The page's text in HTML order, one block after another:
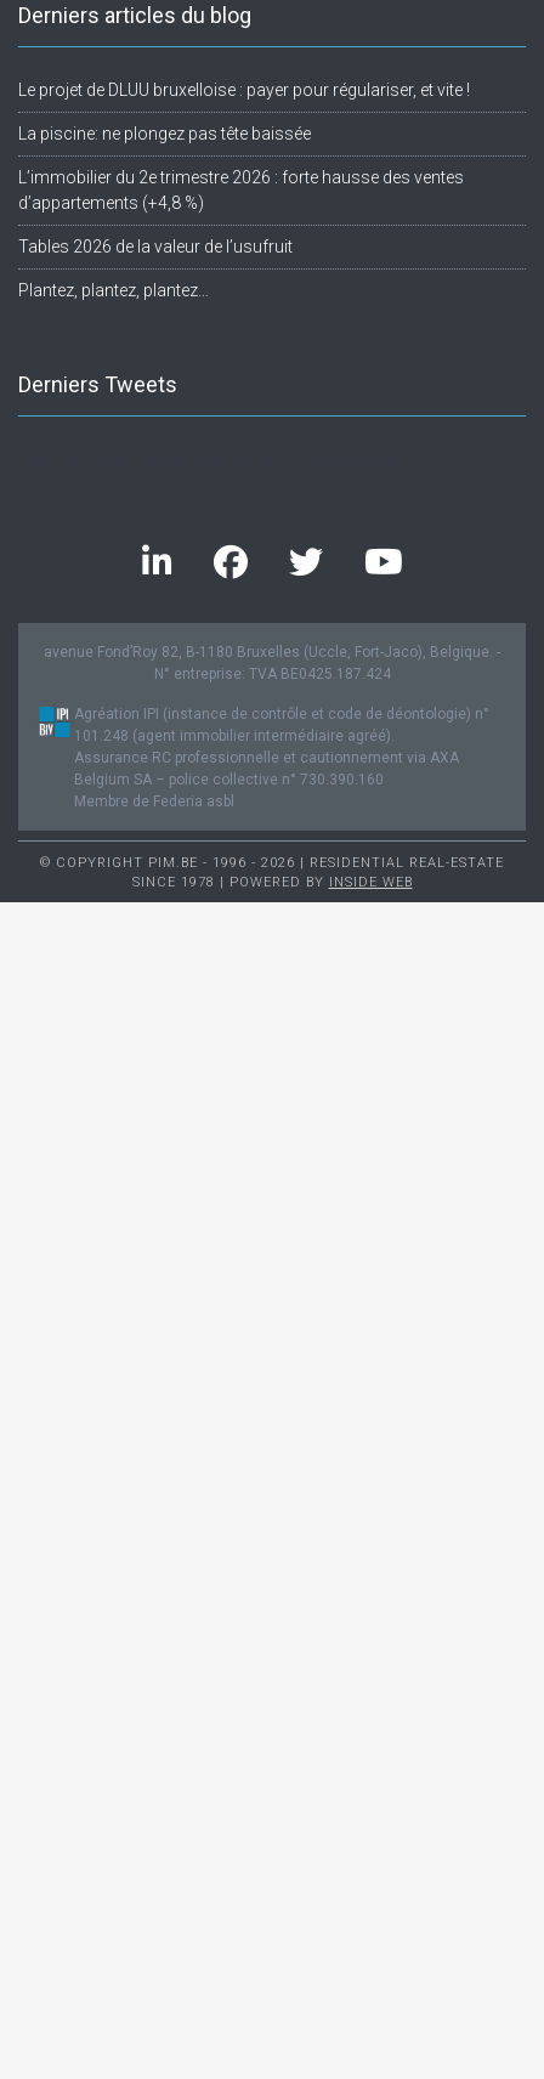
Derniers articles du blog
Le projet de DLUU bruxelloise : payer pour régulariser, et vite !
La piscine: ne plongez pas tête baissée
L’immobilier du 2e trimestre 2026 : forte hausse des ventes
d’appartements (+4,8 %)
Tables 2026 de la valeur de l’usufruit
Plantez, plantez, plantez…
Derniers Tweets
avenue Fond’Roy 82, B-1180 Bruxelles (Uccle, Fort-Jaco), Belgique. -
N° entreprise: TVA BE0425.187.424
Agréation IPI (instance de contrôle et code de déontologie) n°
101.248 (agent immobilier intermédiaire agréé).
Assurance RC professionnelle et cautionnement via AXA
Belgium SA – police collective n° 730.390.160
Membre de Federia asbl
© COPYRIGHT PIM.BE - 1996 - 2026 | RESIDENTIAL REAL-ESTATE
SINCE 1978 | POWERED BY INSIDE WEB